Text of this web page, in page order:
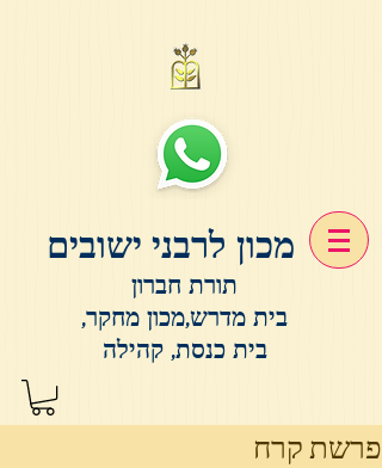
מכון לרבני ישובים
תורת חברון
בית מדרש,מכון מחקר,
בית כנסת, קהילה
פרשת קרח